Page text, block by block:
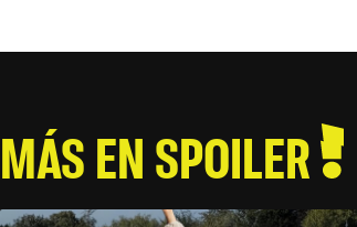
MÁS EN SPOILER